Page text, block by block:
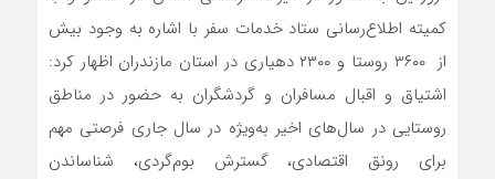
کمیته اطلاع‌رسانی ستاد خدمات سفر با اشاره به وجود بیش
از ۳۶۰۰ روستا و ۲۳۰۰ دهیاری در استان مازندران اظهار کرد:
اشتیاق و اقبال مسافران و گردشگران به حضور در مناطق
روستایی در سال‌های اخیر به‌ویژه‌ در سال جاری فرصتی مهم
برای رونق اقتصادی، گسترش بوم‌گردی، شناساندن